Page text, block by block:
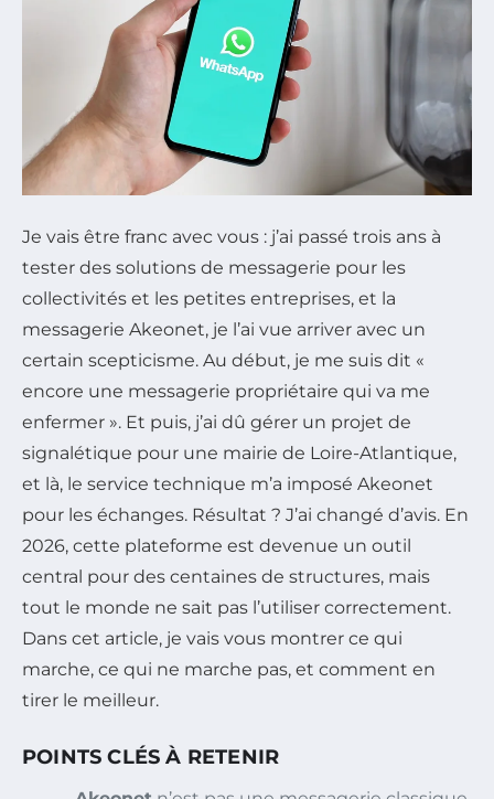
Je vais être franc avec vous : j’ai passé trois ans à
tester des solutions de messagerie pour les
collectivités et les petites entreprises, et la
messagerie Akeonet, je l’ai vue arriver avec un
certain scepticisme. Au début, je me suis dit «
encore une messagerie propriétaire qui va me
enfermer ». Et puis, j’ai dû gérer un projet de
signalétique pour une mairie de Loire-Atlantique,
et là, le service technique m’a imposé Akeonet
pour les échanges. Résultat ? J’ai changé d’avis. En
2026, cette plateforme est devenue un outil
central pour des centaines de structures, mais
tout le monde ne sait pas l’utiliser correctement.
Dans cet article, je vais vous montrer ce qui
marche, ce qui ne marche pas, et comment en
tirer le meilleur.
POINTS CLÉS À RETENIR